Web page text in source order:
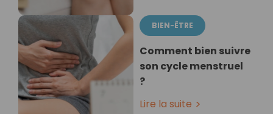
BIEN-ÊTRE
Comment bien suivre
son cycle menstruel
?
Lire la suite